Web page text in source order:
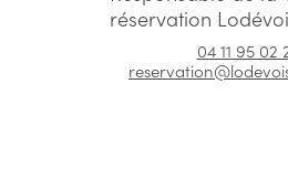
réservation
04 11 95 02